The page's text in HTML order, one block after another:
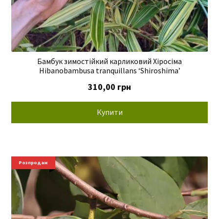
Бамбук зимостійкий карликовий Хіросіма
Hibanobambusa tranquillans ‘Shiroshima’
310,00 грн
Купити
Розпродаж